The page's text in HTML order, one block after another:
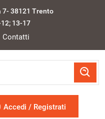
7- 38121 Trento
13-17
Contatti
Accedi / Registrati